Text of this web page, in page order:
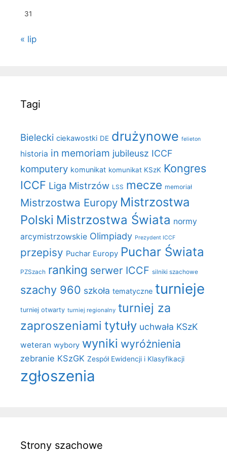
31
« lip
Tagi
Bielecki ciekawostki DE drużynowe felieton
historia in memoriam jubileusz ICCF
komputery komunikat komunikat KSzK Kongres
ICCF Liga Mistrzów LSS mecze memoriał
Mistrzostwa Europy Mistrzostwa
Polski Mistrzostwa Świata normy
arcymistrzowskie Olimpiady Prezydent ICCF
przepisy Puchar Europy Puchar Świata
PZSzach ranking serwer ICCF silniki szachowe
szachy 960 szkoła tematyczne turnieje
turniej otwarty turniej regionalny turniej za
zaproszeniami tytuły uchwała KSzK
weteran wybory wyniki wyróżnienia
zebranie KSzGK Zespół Ewidencji i Klasyfikacji
zgłoszenia
Strony szachowe